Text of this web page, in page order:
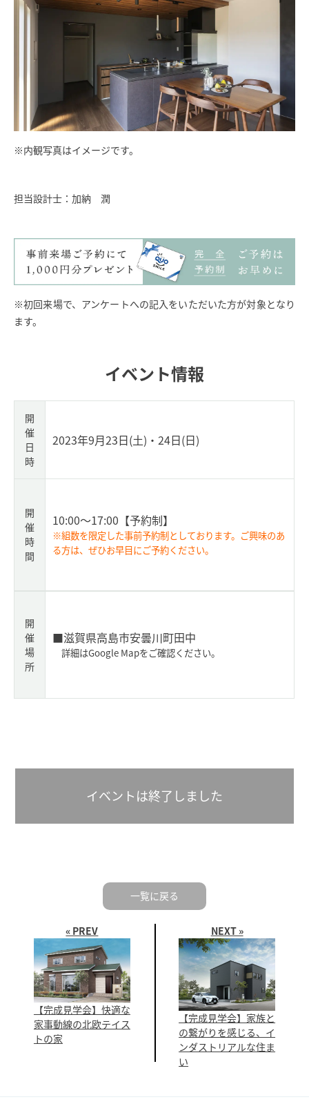
※内観写真はイメージです。
担当設計士：加納 潤
※初回来場で、アンケートへの記入をいただいた方が対象となり
ます。
イベント情報
開
催
日
時
2023年9月23日(土)・24日(日)
開
催
時
間
10:00～17:00 【予約制】
※組数を限定した事前予約制としております。ご興味のあ
る方は、ぜひお早目にご予約ください。
開
催
場
所
■滋賀県高島市安曇川町田中
詳細はGoogle Mapをご確認ください。
イベントは終了しました
« PREV
【完成見学会】快適な
家事動線の北欧テイス
トの家
一覧に戻る
NEXT »
【完成見学会】家族と
の繋がりを感じる、イ
ンダストリアルな住ま
い